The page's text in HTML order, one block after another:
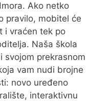
Ako netko
pravilo, mobitel će
i vraćen tek po
Naša škola
svojom prekrasnom
vam nudi brojne
novo uređeno
interaktivnu